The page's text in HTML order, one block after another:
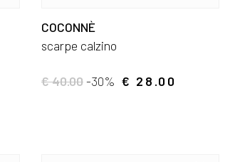
COCONNÈ
scarpe calzino
€ 40.00-30% € 28.00